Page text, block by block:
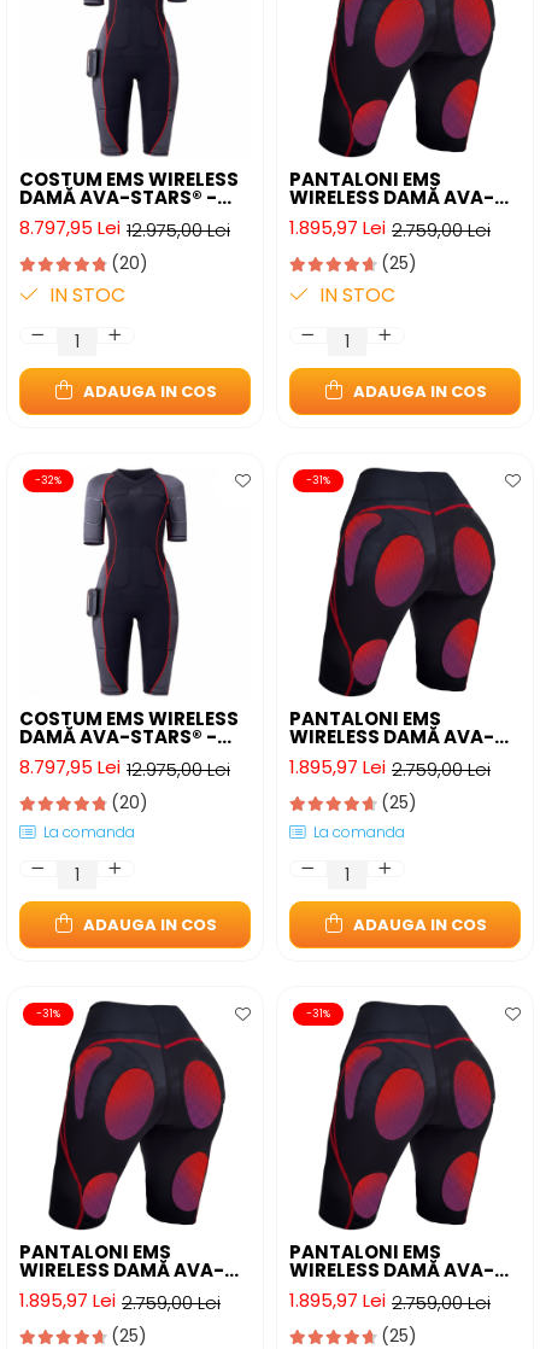
COSTUM EMS WIRELESS
DAMĂ AVA-STARS® -
ANTRENAMENT FULL-
BODY ACASĂ12.975,00 Lei
8.797,95 Lei
(20)
IN STOC
ADAUGA IN COS
PANTALONI EMS
WIRELESS DAMĂ AVA-
STARS® - TONIFIERE
FESIERI ȘI REDUCERE
CELULITĂ
2.759,00 Lei
1.895,97 Lei
(25)
IN STOC
ADAUGA IN COS
-32%
COSTUM EMS WIRELESS
DAMĂ AVA-STARS® -
ANTRENAMENT FULL-
BODY ACASĂ12.975,00 Lei
8.797,95 Lei
(20)
La comanda
ADAUGA IN COS
-31%
PANTALONI EMS
WIRELESS DAMĂ AVA-
STARS® - TONIFIERE
FESIERI ȘI REDUCERE
CELULITĂ
2.759,00 Lei
1.895,97 Lei
(25)
La comanda
ADAUGA IN COS
-31%
PANTALONI EMS
WIRELESS DAMĂ AVA-
STARS® - TONIFIERE
FESIERI ȘI REDUCERE
CELULITĂ
2.759,00 Lei
1.895,97 Lei
(25)
-31%
PANTALONI EMS
WIRELESS DAMĂ AVA-
STARS® - TONIFIERE
FESIERI ȘI REDUCERE
CELULITĂ
2.759,00 Lei
1.895,97 Lei
(25)